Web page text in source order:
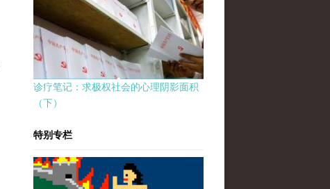
诊疗笔记：求极权社会的心理阴影面积
（下）
特别专栏